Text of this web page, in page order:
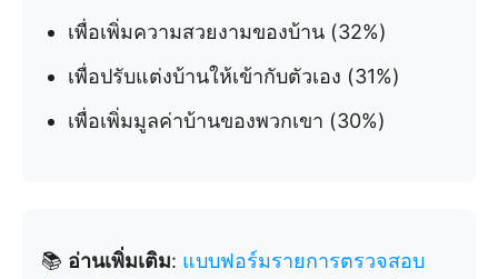
เพื่อเพิ่มความสวยงามของบ้าน (32%)
เพื่อปรับแต่งบ้านให้เข้ากับตัวเอง (31%)
เพื่อเพิ่มมูลค่าบ้านของพวกเขา (30%)
📚 อ่านเพิ่มเติม: แบบฟอร์มรายการตรวจสอบ